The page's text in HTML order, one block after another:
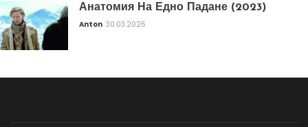
Анатомия На Едно Падане (2023)
Anton 30.03.2025